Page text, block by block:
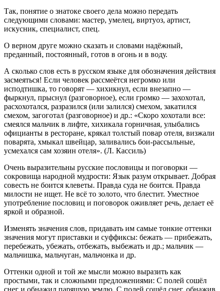
Так, понятие о знатоке своего дела можно передать
следующими словами: мастер, умелец, виртуоз, артист,
искусник, специалист, спец.
О верном друге можно сказать и словами надёжный,
преданный, постоянный, готов в огонь и в воду.
А сколько слов есть в русском языке для обозначения действия
засмеяться! Если человек рассмеётся негромко или
исподтишка, то говорят — хихикнул, если внезапно —
фыркнул, прыснул (разговорное), если громко — захохотал,
расхохотался, разразился (или залился) смехом, закатился
смехом, загоготал (разговорное) и др.: «Скоро хохотали все:
смеялся мальчик в лифте, хихикала горничная, улыбались
официанты в ресторане, крякал толстый повар отеля, визжали
поварята, хмыкал швейцар, заливались бои-рассыльные,
усмехался сам хозяин отеля». (Л. Кассиль)
Очень выразительны русские пословицы и поговорки —
сокровища народной мудрости: Язык разум открывает. Добрая
совесть не боится клеветы. Правда суда не боится. Правда
милости не ищет. Не всё то золото, что блестит. Уместное
употребление пословиц и поговорок оживляет речь, делает её
яркой и образной.
Изменять значения слов, придавать им самые тонкие оттенки
значения могут приставки и суффиксы: бежать — прибежать,
перебежать, убежать, отбежать, выбежать и др.; мальчик —
мальчишка, мальчуган, мальчонка и др.
Оттенки одной и той же мысли можно выразить как
простыми, так и сложными предложениями: С полей сошёл
снег и обнажил парящую землю. С полей сошёл снег, обнажив